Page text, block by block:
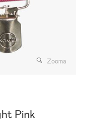
Zooma
Pink